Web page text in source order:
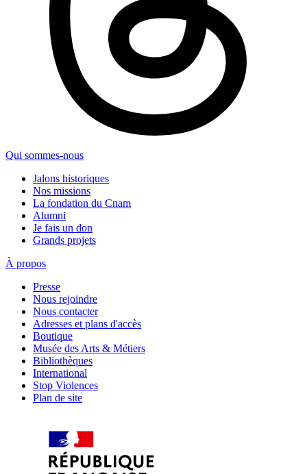
Qui sommes-nous
Jalons historiques
Nos missions
La fondation du Cnam
Alumni
Je fais un don
Grands projets
À propos
Presse
Nous rejoindre
Nous contacter
Adresses et plans d'accès
Boutique
Musée des Arts & Métiers
Bibliothèques
International
Stop Violences
Plan de site